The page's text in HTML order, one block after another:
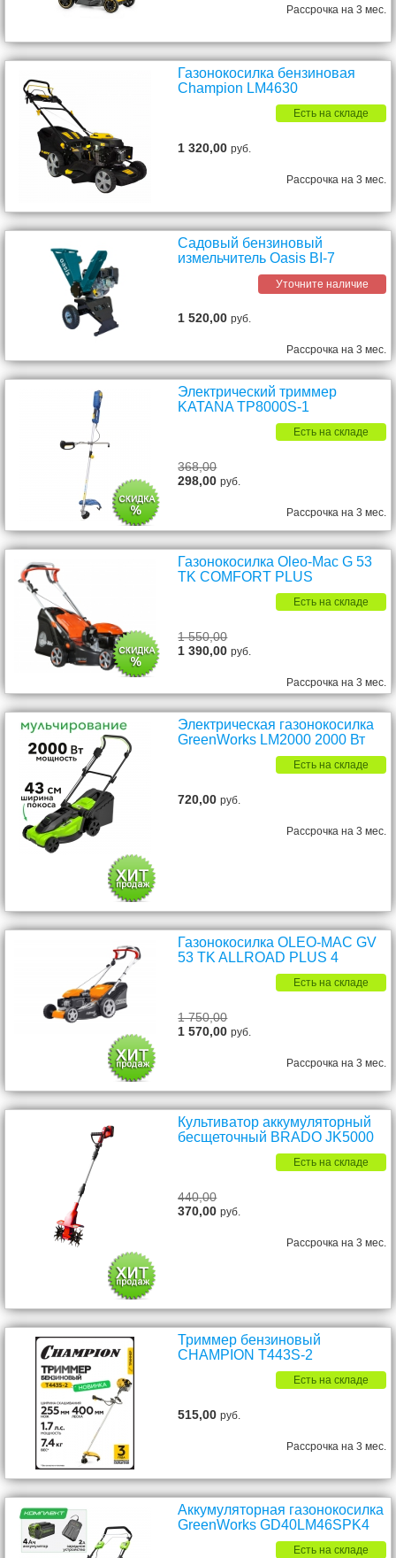
Рассрочка на 3 мес.
Газонокосилка бензиновая
Champion LM4630
Есть на складе
1 320,00руб.
Рассрочка на 3 мес.
Садовый бензиновый
измельчитель Oasis BI-7
Уточните наличие
1 520,00руб.
Рассрочка на 3 мес.
Электрический триммер
KATANA TP8000S-1
Есть на складе
368,00
298,00руб.
Рассрочка на 3 мес.
Газонокосилка Oleo-Mac G 53
TK COMFORT PLUS
Есть на складе
1 550,00
1 390,00руб.
Рассрочка на 3 мес.
Электрическая газонокосилка
GreenWorks LM2000 2000 Вт
Есть на складе
720,00руб.
Рассрочка на 3 мес.
Газонокосилка OLEO-MAC GV
53 TK ALLROAD PLUS 4
Есть на складе
1 750,00
1 570,00руб.
Рассрочка на 3 мес.
Культиватор аккумуляторный
бесщеточный BRADO JK5000
Есть на складе
440,00
370,00руб.
Рассрочка на 3 мес.
Триммер бензиновый
CHAMPION T443S-2
Есть на складе
515,00руб.
Рассрочка на 3 мес.
Аккумуляторная газонокосилка
GreenWorks GD40LM46SPK4
Есть на складе